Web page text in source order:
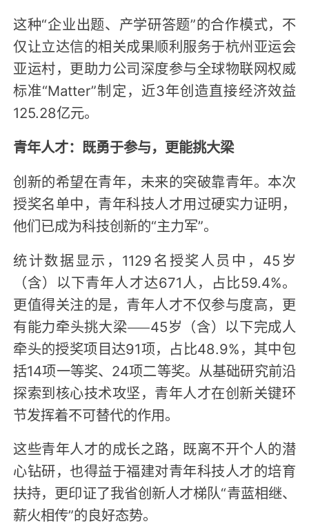
这种“企业出题、产学研答题”的合作模式，不
仅让立达信的相关成果顺利服务于杭州亚运会
亚运村，更助力公司深度参与全球物联网权威
标准“Matter”制定，近3年创造直接经济效益
125.28亿元。
青年人才：既勇于参与，更能挑大梁
创新的希望在青年，未来的突破靠青年。本次
授奖名单中，青年科技人才用过硬实力证明，
他们已成为科技创新的“主力军”。
统计数据显示，1129名授奖人员中，45岁
（含）以下青年人才达671人，占比59.4%。
更值得关注的是，青年人才不仅参与度高，更
有能力牵头挑大梁——45岁（含）以下完成人
牵头的授奖项目达91项，占比48.9%，其中包
括14项一等奖、24项二等奖。从基础研究前沿
探索到核心技术攻坚，青年人才在创新关键环
节发挥着不可替代的作用。
这些青年人才的成长之路，既离不开个人的潜
心钻研，也得益于福建对青年科技人才的培育
扶持，更印证了我省创新人才梯队“青蓝相继、
薪火相传”的良好态势。